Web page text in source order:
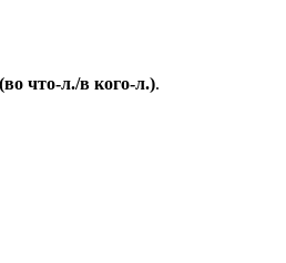
что-л./в кого-л.).